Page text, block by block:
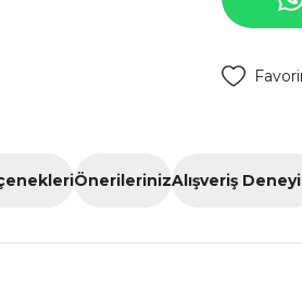
ÖnerilerinizAlışveriş